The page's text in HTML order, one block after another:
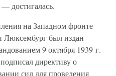
достигалась.
на Западном фронте
Люксембург был издан
9 октября 1939 г.
директиву о
сил для проведения